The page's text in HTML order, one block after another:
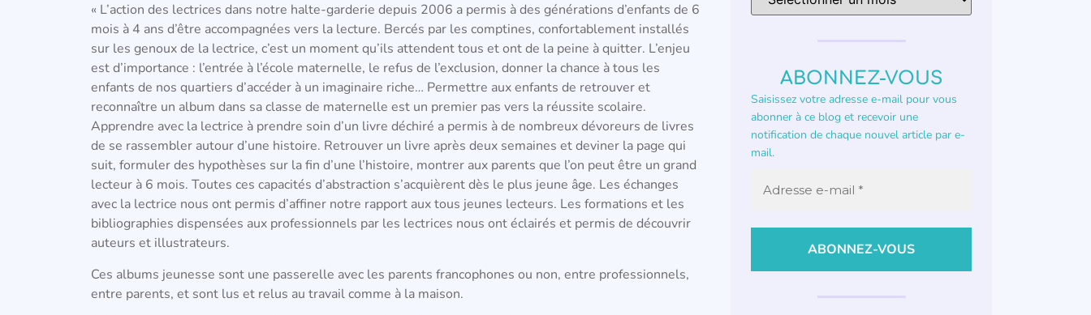
« L’action des lectrices dans notre halte-garderie depuis 2006 a permis à des générations d’enfants de 6
mois à 4 ans d’être accompagnées vers la lecture. Bercés par les comptines, confortablement installés
sur les genoux de la lectrice, c’est un moment qu’ils attendent tous et ont de la peine à quitter. L’enjeu
est d’importance : l’entrée à l’école maternelle, le refus de l’exclusion, donner la chance à tous les
enfants de nos quartiers d’accéder à un imaginaire riche… Permettre aux enfants de retrouver et
reconnaître un album dans sa classe de maternelle est un premier pas vers la réussite scolaire.
Apprendre avec la lectrice à prendre soin d’un livre déchiré a permis à de nombreux dévoreurs de livres
de se rassembler autour d’une histoire. Retrouver un livre après deux semaines et deviner la page qui
suit, formuler des hypothèses sur la fin d’une l’histoire, montrer aux parents que l’on peut être un grand
lecteur à 6 mois. Toutes ces capacités d’abstraction s’acquièrent dès le plus jeune âge. Les échanges
avec la lectrice nous ont permis d’affiner notre rapport aux tous jeunes lecteurs. Les formations et les
bibliographies dispensées aux professionnels par les lectrices nous ont éclairés et permis de découvrir
auteurs et illustrateurs.
Ces albums jeunesse sont une passerelle avec les parents francophones ou non, entre professionnels,
entre parents, et sont lus et relus au travail comme à la maison.
ABONNEZ-VOUS
Saisissez votre adresse e-mail pour vous
abonner à ce blog et recevoir une
notification de chaque nouvel article par e-
mail.